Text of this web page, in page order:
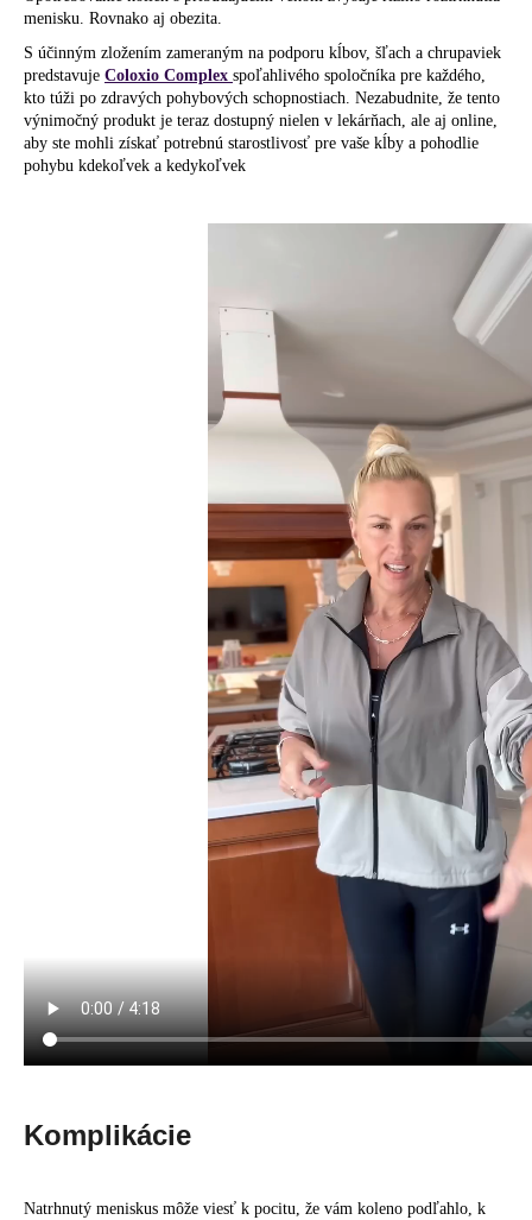
menisku. Rovnako aj obezita.
S účinným zložením zameraným na podporu kĺbov, šľach a chrupaviek
predstavuje Coloxio Complex spoľahlivého spoločníka pre každého,
kto túži po zdravých pohybových schopnostiach. Nezabudnite, že tento
výnimočný produkt je teraz dostupný nielen v lekárňach, ale aj online,
aby ste mohli získať potrebnú starostlivosť pre vaše kĺby a pohodlie
pohybu kdekoľvek a kedykoľvek
Komplikácie
Natrhnutý meniskus môže viesť k pocitu, že vám koleno podľahlo, k